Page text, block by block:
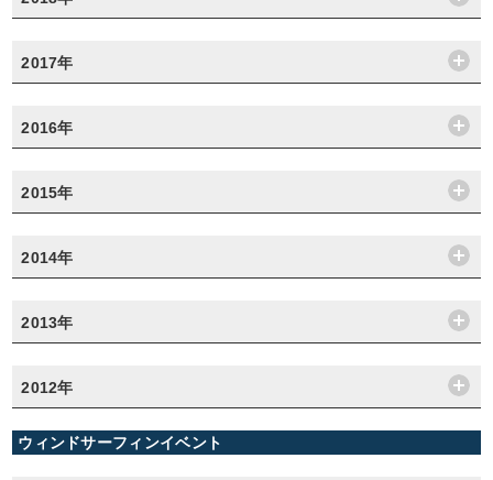
2017年
2016年
2015年
2014年
2013年
2012年
ウィンドサーフィンイベント